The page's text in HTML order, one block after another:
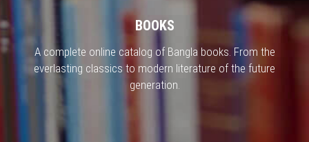
BOOKS
A complete online catalog of Bangla books. From the
everlasting classics to modern literature of the future
generation.